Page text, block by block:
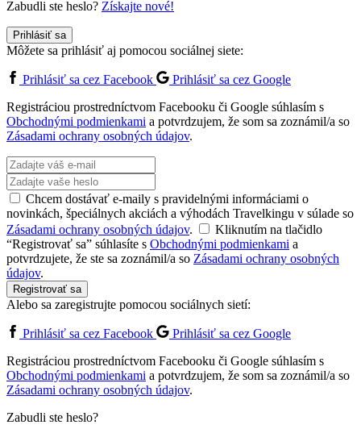
Zabudli ste heslo? Získajte nové!
Prihlásiť sa
Môžete sa prihlásiť aj pomocou sociálnej siete:
Prihlásiť sa cez Facebook
Prihlásiť sa cez Google
Registráciou prostredníctvom Facebooku či Google súhlasím s
Obchodnými podmienkami a potvrdzujem, že som sa zoznámil/a so
Zásadami ochrany osobných údajov.
Chcem dostávať e-maily s pravidelnými informáciami o
novinkách, špeciálnych akciách a výhodách Travelkingu v súlade so
Zásadami ochrany osobných údajov.
Kliknutím na tlačidlo
“Registrovať sa” súhlasíte s Obchodnými podmienkami a
potvrdzujete, že ste sa zoznámil/a so Zásadami ochrany osobných
údajov.
Registrovať sa
Alebo sa zaregistrujte pomocou sociálnych sietí:
Prihlásiť sa cez Facebook
Prihlásiť sa cez Google
Registráciou prostredníctvom Facebooku či Google súhlasím s
Obchodnými podmienkami a potvrdzujem, že som sa zoznámil/a so
Zásadami ochrany osobných údajov.
Zabudli ste heslo?